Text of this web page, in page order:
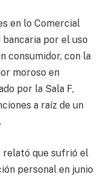
en lo Comercial
por el uso
consumidor, con la
moroso en
por la Sala F,
a raíz de un
relató que sufrió el
personal en junio